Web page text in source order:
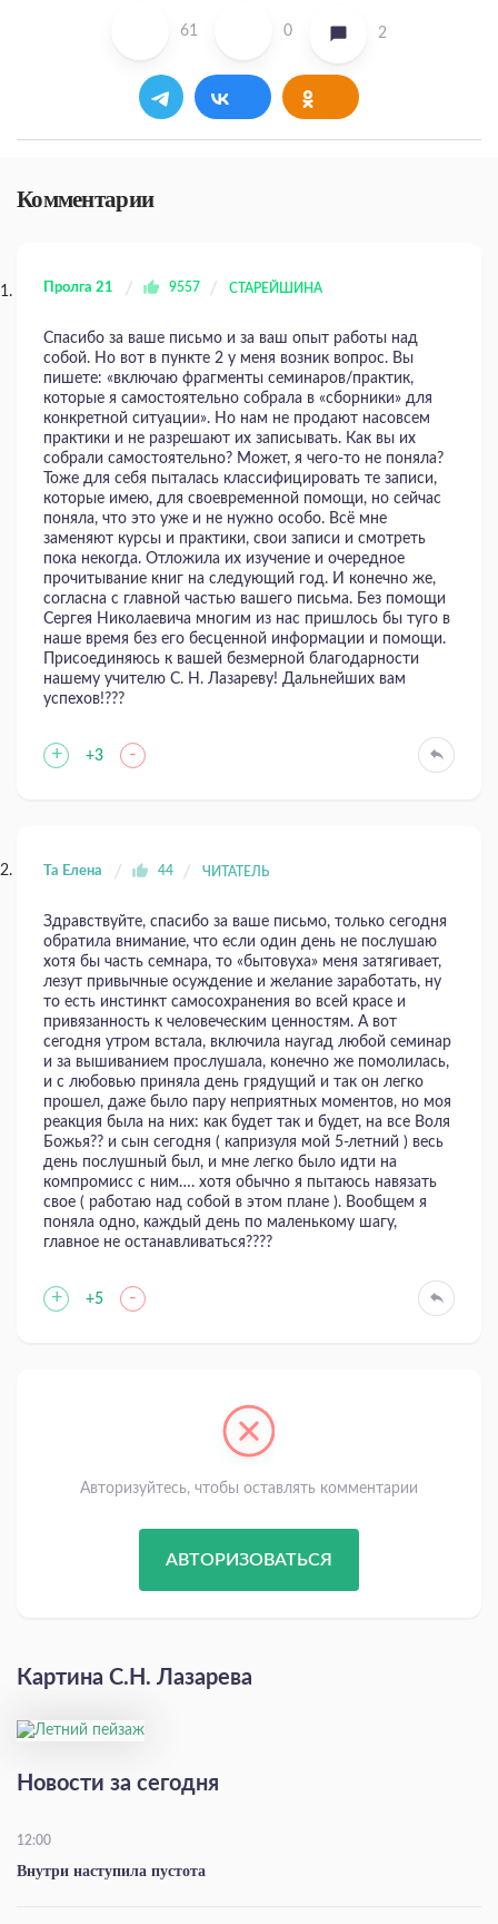
61 0 2
Комментарии
Пролга 21 9557 СТАРЕЙШИНА
Спасибо за ваше письмо и за ваш опыт работы над
собой. Но вот в пункте 2 у меня возник вопрос. Вы
пишете: «включаю фрагменты семинаров/практик,
которые я самостоятельно собрала в «сборники» для
конкретной ситуации». Но нам не продают насовсем
практики и не разрешают их записывать. Как вы их
собрали самостоятельно? Может, я чего-то не поняла?
Тоже для себя пыталась классифицировать те записи,
которые имею, для своевременной помощи, но сейчас
поняла, что это уже и не нужно особо. Всё мне
заменяют курсы и практики, свои записи и смотреть
пока некогда. Отложила их изучение и очередное
прочитывание книг на следующий год. И конечно же,
согласна с главной частью вашего письма. Без помощи
Сергея Николаевича многим из нас пришлось бы туго в
наше время без его бесценной информации и помощи.
Присоединяюсь к вашей безмерной благодарности
нашему учителю С. Н. Лазареву! Дальнейших вам
успехов!???
+ +3 -
Та Елена 44 ЧИТАТЕЛЬ
Здравствуйте, спасибо за ваше письмо, только сегодня
обратила внимание, что если один день не послушаю
хотя бы часть семнара, то «бытовуха» меня затягивает,
лезут привычные осуждение и желание заработать, ну
то есть инстинкт самосохранения во всей красе и
привязанность к человеческим ценностям. А вот
сегодня утром встала, включила наугад любой семинар
и за вышиванием прослушала, конечно же помолилась,
и с любовью приняла день грядущий и так он легко
прошел, даже было пару неприятных моментов, но моя
реакция была на них: как будет так и будет, на все Воля
Божья?? и сын сегодня ( капризуля мой 5-летний ) весь
день послушный был, и мне легко было идти на
компромисс с ним…. хотя обычно я пытаюсь навязать
свое ( работаю над собой в этом плане ). Вообщем я
поняла одно, каждый день по маленькому шагу,
главное не останавливаться????
+ +5 -
Авторизуйтесь, чтобы оставлять комментарии
АВТОРИЗОВАТЬСЯ
Картина С.Н. Лазарева
Новости за сегодня
12:00
Внутри наступила пустота